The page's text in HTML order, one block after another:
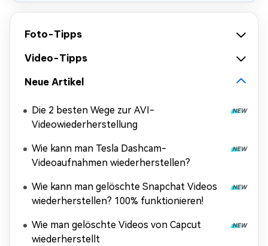
Foto-Tipps
Video-Tipps
Neue Artikel
Die 2 besten Wege zur AVI-
Videowiederherstellung
Wie kann man Tesla Dashcam-
Videoaufnahmen wiederherstellen?
Wie kann man gelöschte Snapchat Videos
wiederherstellen? 100% funktionieren!
Wie man gelöschte Videos von Capcut
wiederherstellt